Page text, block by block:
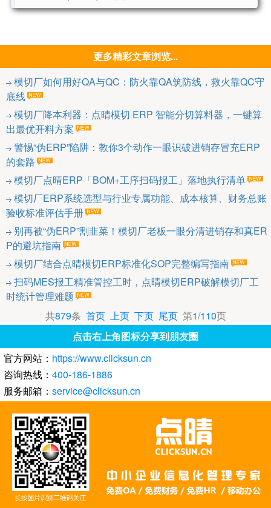
更多精彩文章浏览...
模切厂如何用好QA与QC：防火靠QA筑防线，救火靠QC守
底线
模切厂降本利器：点晴模切 ERP 智能分切算料器，一键算
出最优开料方案
警惕“伪ERP”陷阱：教你3个动作一眼识破进销存冒充ERP
的套路
模切厂点晴ERP「BOM+工序扫码报工」落地执行清单
模切厂ERP系统选型与行业专属功能、成本核算、财务总账
验收标准评估手册
别再被“伪ERP”割韭菜！模切厂老板一眼分清进销存和真ER
P的避坑指南
模切厂结合点晴模切ERP标准化SOP完整编写指南
扫码MES报工精准管控工时，点晴模切ERP破解模切厂工
时统计管理难题
共879条 首页 上页 下页 尾页第1/110页
点击右上角图标分享到朋友圈
官方网站： https://www.clicksun.cn
咨询热线： 400-186-1886
服务邮箱： service@clicksun.cn